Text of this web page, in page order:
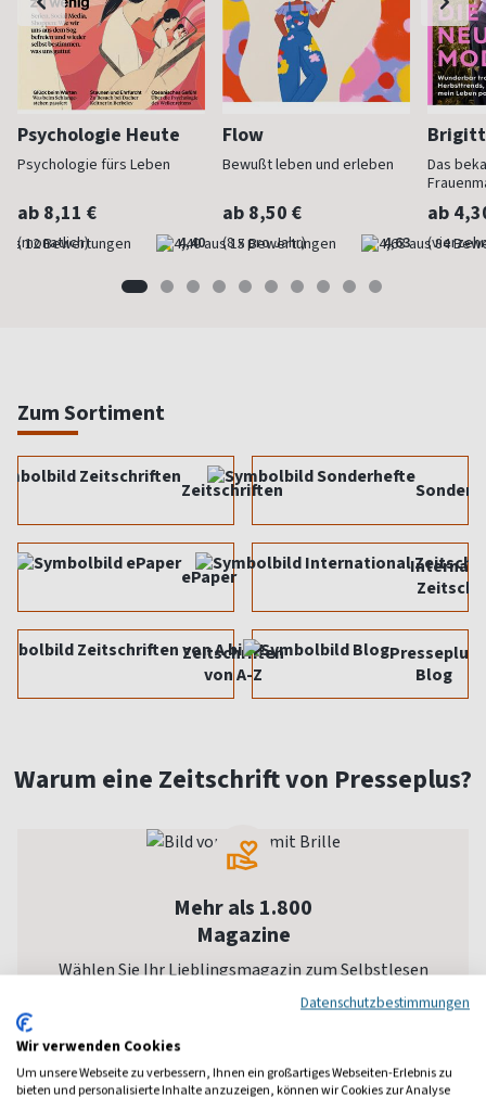
Psychologie Heute
Psychologie fürs Leben
ab 8,11 €
(monatlich) 4,40
Flow
Bewußt leben und erleben
ab 8,50 €
(8 x pro Jahr) 4,63
Das
ab
Zum Sortiment
Zeitschriften
ePaper
Zeitschriften
von A-Z
Presseplus
Blog
Warum eine Zeitschrift von Presseplus?
Mehr als 1.800
Magazine
Wählen Sie Ihr Lieblingsmagazin zum Selbstlesen
oder als Geschenk.Datenschutzbestimmungen
Wir verwenden Cookies
Um unsere Webseite zu verbessern, Ihnen ein großartiges Webseiten-Erlebnis zu
bieten und personalisierte Inhalte anzuzeigen, können wir Cookies zur Analyse